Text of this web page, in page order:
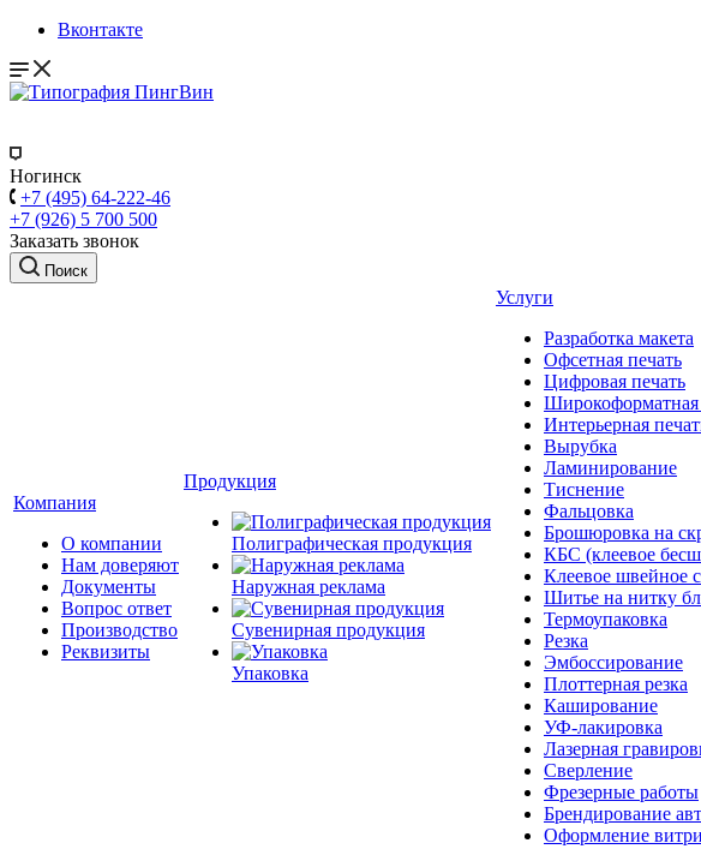
Вконтакте
Ногинск
+7 (495) 64-222-46
+7 (926) 5 700 500
Заказать звонок
Поиск
Компания
О компании
Нам доверяют
Документы
Вопрос ответ
Производство
Реквизиты
Продукция
Полиграфическая продукция
Наружная реклама
Сувенирная продукция
Упаковка
Услуги
Разработка макета
Офсетная печать
Цифровая печать
Широкоформатная
Интерьерная
Вырубка
Ламинирование
Тиснение
Фальцовка
Брошюровка на
КБС (клеевое
Клеевое швейное
Шитье на нитку
Термоупаковка
Резка
Эмбоссирование
Плоттерная резка
Каширование
УФ-лакировка
Лазерная
Сверление
Фрезерные работы
Брендирование
Оформление